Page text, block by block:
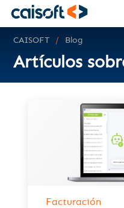
CAISOFT Blog
Artículos
Facturación